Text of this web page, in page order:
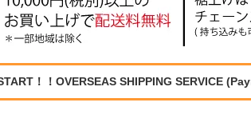
！！OVERSEAS SHIPPING SERVICE